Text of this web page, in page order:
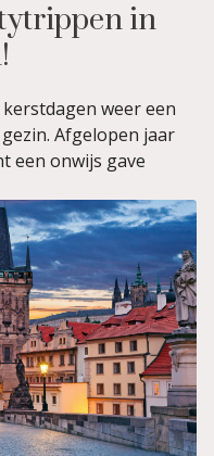
in
weer een
Afgelopen jaar
een onwijs gave